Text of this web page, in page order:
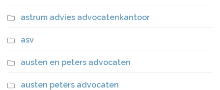
astrum advies advocatenkantoor
asv
austen en peters advocaten
austen peters advocaten